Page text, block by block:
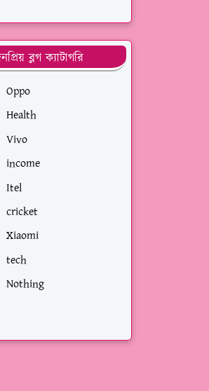
ব্লগ ক্যাটাগরি
Oppo
Health
Vivo
income
Itel
cricket
Xiaomi
tech
Nothing